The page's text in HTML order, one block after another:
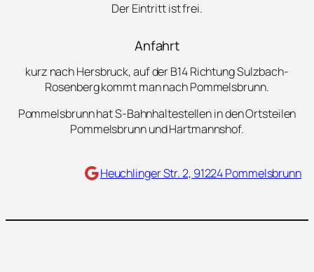
Der Eintritt ist frei.
Anfahrt
kurz nach Hersbruck, auf der B14 Richtung Sulzbach-
Rosenberg kommt man nach Pommelsbrunn.
Pommelsbrunn hat S-Bahnhaltestellen in den Ortsteilen
Pommelsbrunn und Hartmannshof.
Maps Heuchlinger Str. 2, 91224 Pommelsbrunn